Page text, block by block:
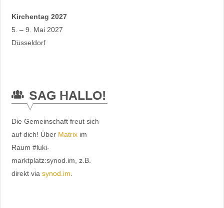
Kirchentag 2027
5. – 9. Mai 2027
Düsseldorf
SAG HALLO!
Die Gemeinschaft freut sich
auf dich! Über Matrixim
Raum #luki-
marktplatz:synod.im, z.B.
direkt via synod.im.